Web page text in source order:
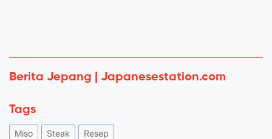
Berita Jepang | Japanesestation.com
Tags
Miso Steak Resep